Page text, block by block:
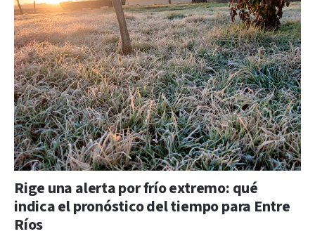
Rige una alerta por frío extremo: qué
indica el pronóstico del tiempo para Entre
Ríos